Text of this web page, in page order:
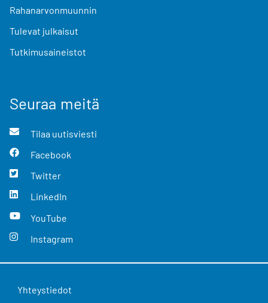
Rahanarvonmuunnin
Tulevat julkaisut
Tutkimusaineistot
Seuraa meitä
Tilaa uutisviesti
Facebook
Twitter
LinkedIn
YouTube
Instagram
Yhteystiedot